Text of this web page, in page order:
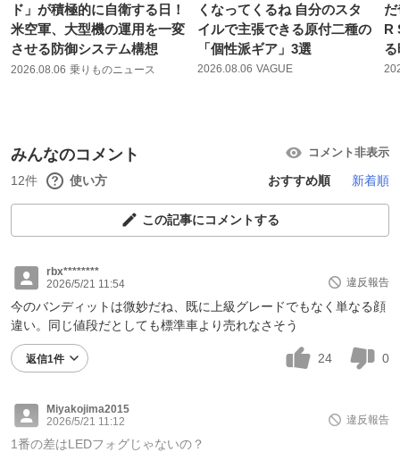
ド」が積極的に自衛する日！
米空軍、大型機の運用を一変
させる防御システム構想
2026.08.06 乗りものニュース
くなってくるね 自分のスタ
イルで主張できる原付二種の
「個性派ギア」3選
2026.08.06 VAGUE
R
みんなのコメント コメント非表示
12件 使い方 おすすめ順 新着順
この記事にコメントする
rbx********
2026/5/21 11:54
違反報告
今のバンディットは微妙だね、既に上級グレードでもなく単なる顔
違い。同じ値段だとしても標準車より売れなさそう
返信1件 24 0
Miyakojima2015
2026/5/21 11:12
違反報告
1番の差はLEDフォグじゃないの？